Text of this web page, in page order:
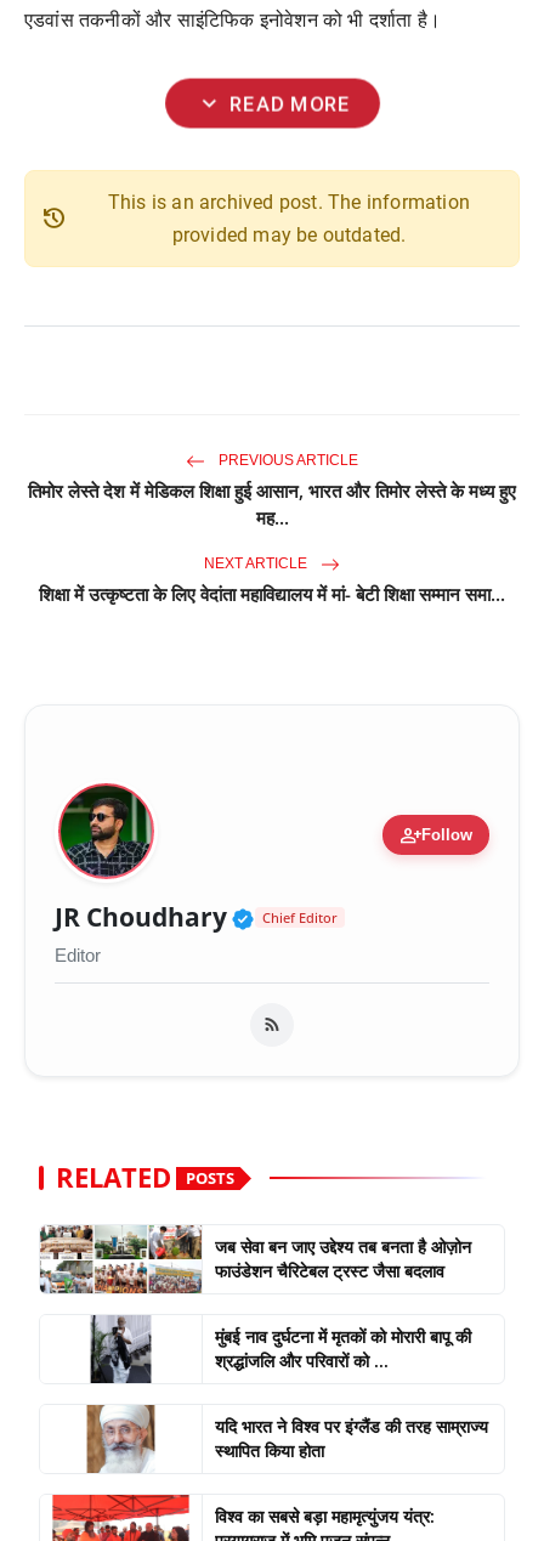
एडवांस तकनीकों और साइंटिफिक इनोवेशन को भी दर्शाता है।
expand_more READ MORE
history
This is an archived post. The information
provided may be outdated.
PREVIOUS ARTICLE
तिमोर लेस्ते देश में मेडिकल शिक्षा हुई आसान, भारत और तिमोर लेस्ते के मध्य हुए
मह...
NEXT ARTICLE
शिक्षा में उत्कृष्टता के लिए वेदांता महाविद्यालय में मां- बेटी शिक्षा सम्मान समा...
person_addFollow
JR Choudhary Verified Public Figure
Chief Editor
Editor
RELATED POSTS
जब सेवा बन जाए उद्देश्य तब बनता है ओज़ोन
फाउंडेशन चैरिटेबल ट्रस्ट जैसा बदलाव
मुंबई नाव दुर्घटना में मृतकों को मोरारी बापू की
श्रद्धांजलि और परिवारों को ...
यदि भारत ने विश्व पर इंग्लैंड की तरह साम्राज्य
स्थापित किया होता
विश्व का सबसे बड़ा महामृत्युंजय यंत्र: